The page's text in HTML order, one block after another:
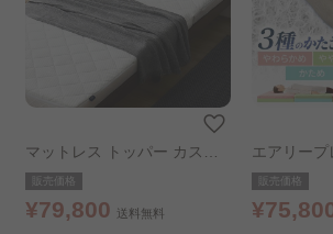
マットレス トッパー カスタ
ムエアリー カスタムエアリー
CM11A-S シングルサイズ ホ
販売価格
¥79,800 送料無料
エアリープ
ス
グル
販売価格